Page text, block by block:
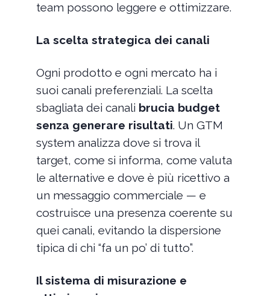
team possono leggere e ottimizzare.
La scelta strategica dei canali
Ogni prodotto e ogni mercato ha i
suoi canali preferenziali. La scelta
sbagliata dei canali brucia budget
senza generare risultati. Un GTM
system analizza dove si trova il
target, come si informa, come valuta
le alternative e dove è più ricettivo a
un messaggio commerciale — e
costruisce una presenza coerente su
quei canali, evitando la dispersione
tipica di chi “fa un po’ di tutto”.
Il sistema di misurazione e